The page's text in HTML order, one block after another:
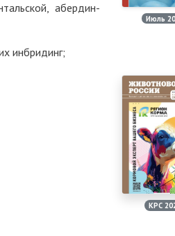
абердин-
инбридинг;
Июль
КРС